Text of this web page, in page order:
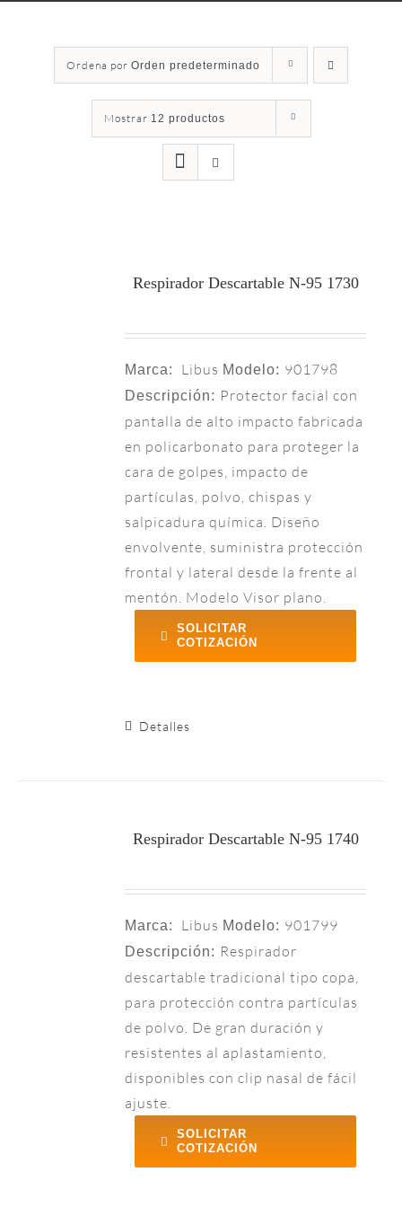
Ordena por Orden predeterminado
Mostrar 12 productos
Respirador Descartable N-95 1730
Marca: Libus Modelo: 901798
Descripción: Protector facial con
pantalla de alto impacto fabricada
en policarbonato para proteger la
cara de golpes, impacto de
partículas, polvo, chispas y
salpicadura química. Diseño
envolvente, suministra protección
frontal y lateral desde la frente al
mentón. Modelo Visor plano.
SOLICITAR
COTIZACIÓN
Detalles
Respirador Descartable N-95 1740
Marca: Libus Modelo: 901799
Descripción: Respirador
descartable tradicional tipo copa,
para protección contra partículas
de polvo. De gran duración y
resistentes al aplastamiento,
disponibles con clip nasal de fácil
ajuste.
SOLICITAR
COTIZACIÓN